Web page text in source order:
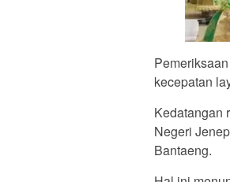
kecepatan
Kedatangan
Negeri
Bantaeng.